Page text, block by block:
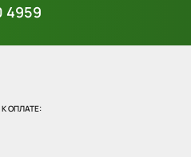
4959
ОПЛАТЕ: